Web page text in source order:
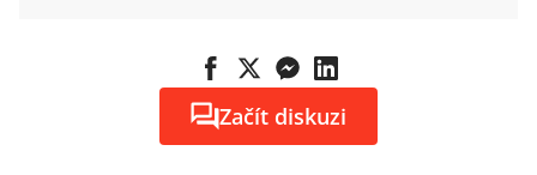
Začít diskuzi